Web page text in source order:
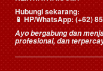
Hubungi sekarang:
📱HP/WhatsApp:(+62)
Ayo bergabung dan
profesional, dan